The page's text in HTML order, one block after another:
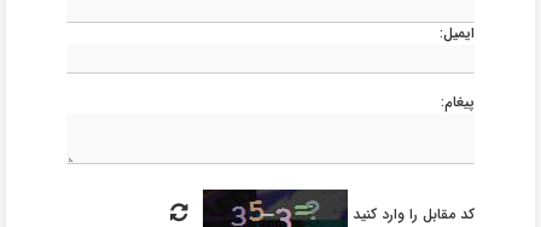
ایمیل:
پیغام:
کد مقابل را وارد کنید